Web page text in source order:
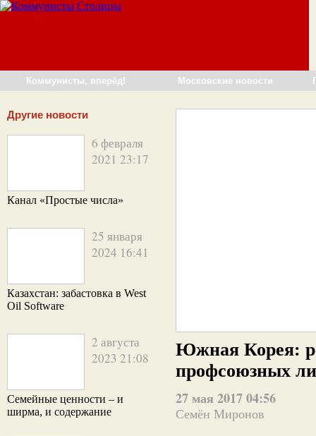
Коммунисты, вперёд! Московские новости
Другие новости
6 февраля
2021 23:17
Канал «Простые числа»
25 января
2024 16:41
Казахстан: забастовка в West
Oil Software
2 августа
2023 21:08
Семейные ценности – и
ширма, и содержание
Южная Корея:
профсоюзных
27 мая 2017 04:56
Семён Миронов